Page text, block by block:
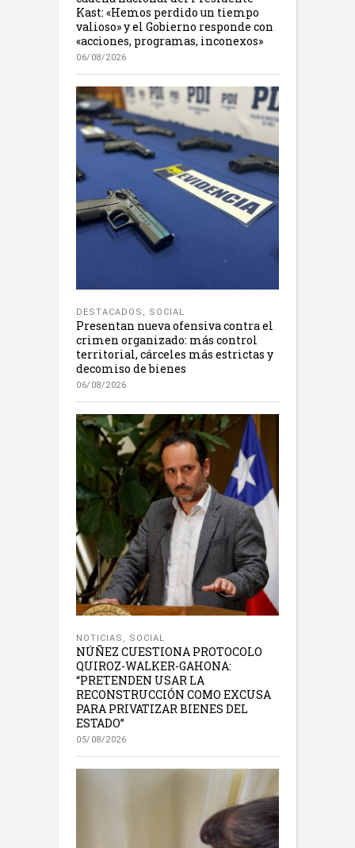
Kast: «Hemos perdido un tiempo
valioso» y el Gobierno responde con
«acciones, programas, inconexos»
06/08/2026
DESTACADOS , SOCIAL
Presentan nueva ofensiva contra el
crimen organizado: más control
territorial, cárceles más estrictas y
decomiso de bienes
06/08/2026
NOTICIAS , SOCIAL
NÚÑEZ CUESTIONA PROTOCOLO
QUIROZ-WALKER-GAHONA:
“PRETENDEN USAR LA
RECONSTRUCCIÓN COMO EXCUSA
PARA PRIVATIZAR BIENES DEL
ESTADO”
05/08/2026